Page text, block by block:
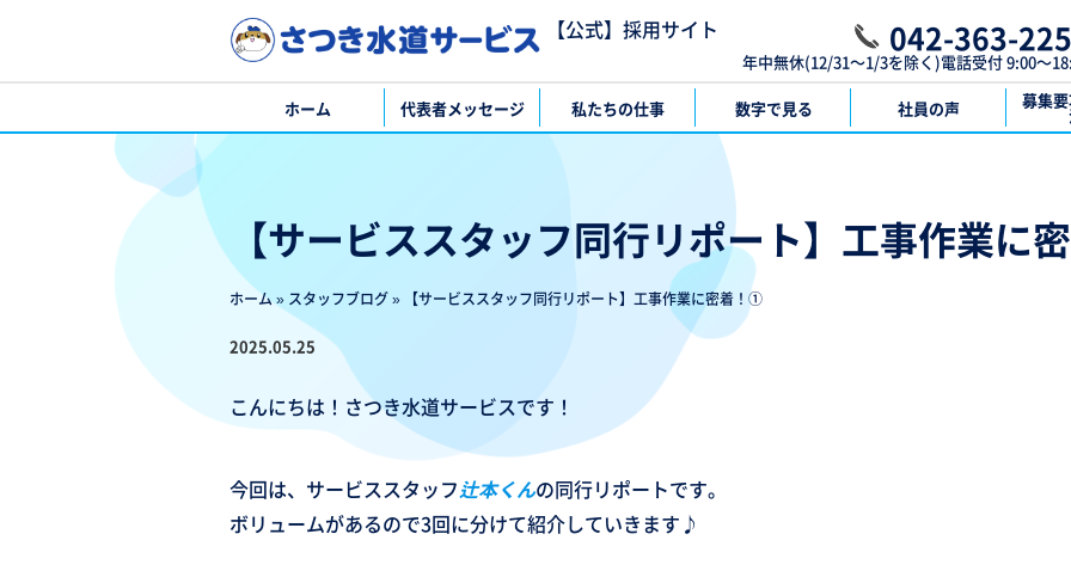
【公式】採用サイト 042-363-
年中無休(12/31～1/3を除く)電話受付 9:00～
ホーム 代表者メッセージ 私たちの仕事 数字で見る 社員の声 募集
ホーム» スタッフブログ» 【サービススタッフ同行リポート】工事作業に密着！①
【サービススタッフ同行リポート】工事作業に
2025.05.25
こんにちは！さつき水道サービスです！
今回は、サービススタッフ辻本くんの同行リポートです。
ボリュームがあるので3回に分けて紹介していきます♪